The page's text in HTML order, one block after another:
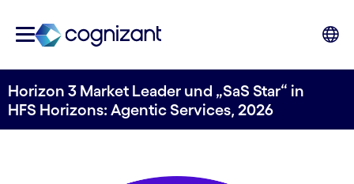
Horizon 3 Market Leader und „SaS Star“ in
HFS Horizons: Agentic Services, 2026